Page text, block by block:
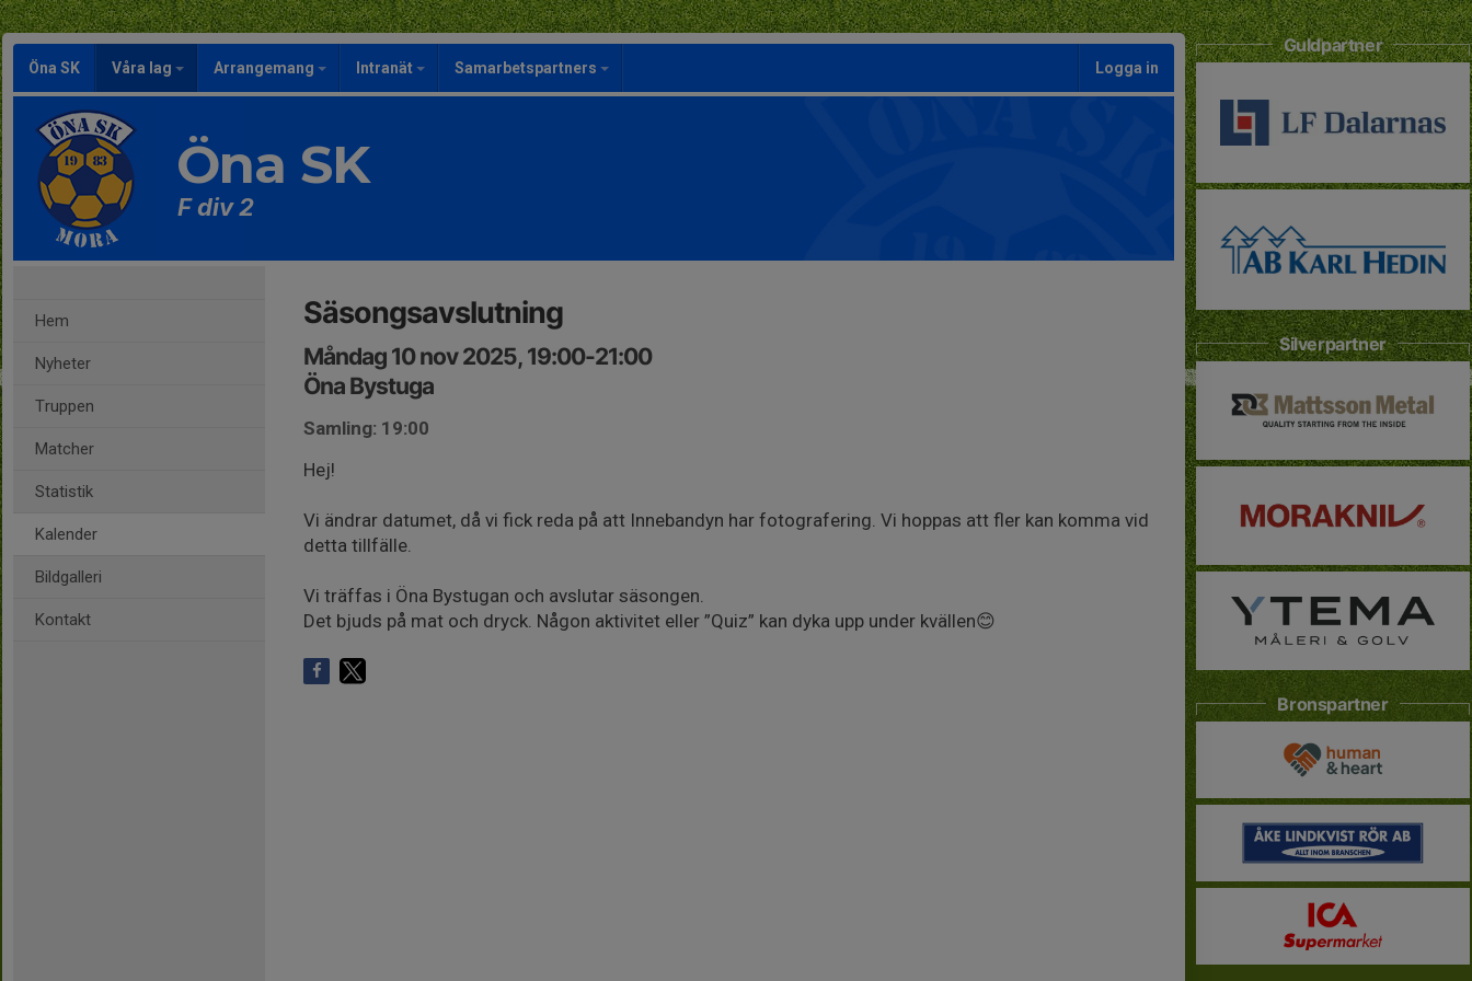
Öna SK Våra lag Arrangemang Intranät Samarbetspartners Logga in
Öna SK
F div 2
Hem
Nyheter
Truppen
Matcher
Statistik
Kalender
Bildgalleri
Kontakt
Säsongsavslutning
Måndag 10 nov 2025, 19:00-21:00
Öna Bystuga
Samling: 19:00
Hej!
Vi ändrar datumet, då vi fick reda på att Innebandyn har fotografering. Vi hoppas att fler kan komma vid
detta tillfälle.
Vi träffas i Öna Bystugan och avslutar säsongen.
Det bjuds på mat och dryck. Någon aktivitet eller ”Quiz” kan dyka upp under kvällen😊
Guldpartner
Silverpartner
Bronspartner